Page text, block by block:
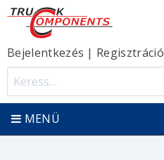
Bejelentkezés | Regisztráció
MENÜ